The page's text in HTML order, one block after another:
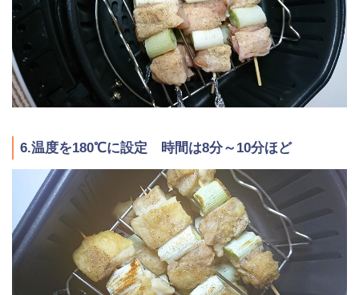
6.温度を180℃に設定 時間は8分～10分ほど